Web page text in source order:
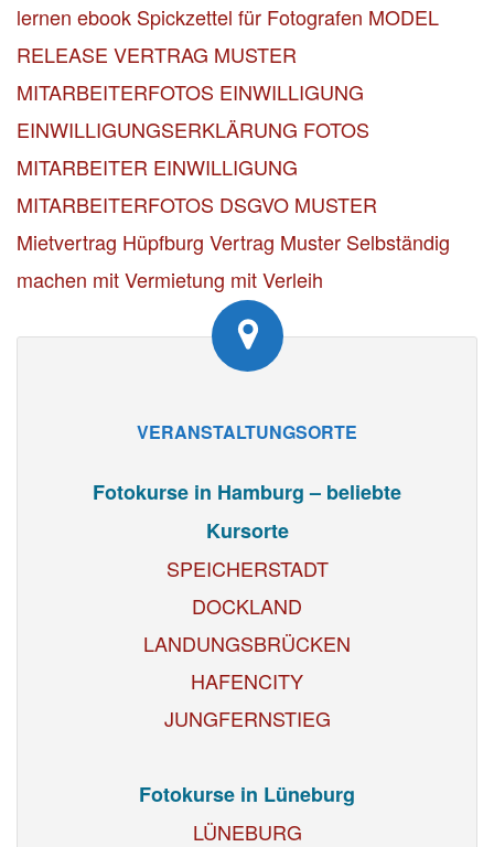
lernen ebook Spickzettel für Fotografen MODEL
RELEASE VERTRAG MUSTER
MITARBEITERFOTOS EINWILLIGUNG
EINWILLIGUNGSERKLÄRUNG FOTOS
MITARBEITER EINWILLIGUNG
MITARBEITERFOTOS DSGVO MUSTER
Mietvertrag Hüpfburg Vertrag Muster Selbständig
machen mit Vermietung mit Verleih
VERANSTALTUNGSORTE
Fotokurse in Hamburg – beliebte
Kursorte
SPEICHERSTADT
DOCKLAND
LANDUNGSBRÜCKEN
HAFENCITY
JUNGFERNSTIEG
Fotokurse in Lüneburg
LÜNEBURG